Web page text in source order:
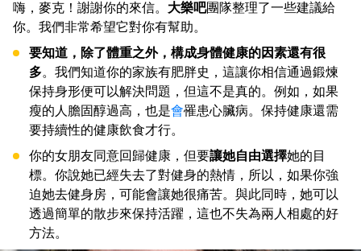
嗨，麥克！謝謝你的來信。 大樂吧團隊整理了一些建議給
你。我們非常希望它對你有幫助。
要知道，除了體重之外，構成身體健康的因素還有很
多。我們知道你的家族有肥胖史，這讓你相信通過鍛煉
保持身形便可以解決問題，但這不是真的。例如，如果
瘦的人膽固醇過高，也是會罹患心臟病。保持健康還需
要持續性的健康飲食才行。
你的女朋友同意回歸健康，但要讓她自由選擇她的目
標。你說她已經失去了對健身的熱情，所以，如果你強
迫她去健身房，可能會讓她很痛苦。與此同時，她可以
透過簡單的散步來保持活躍，這也不失為兩人相處的好
方法。